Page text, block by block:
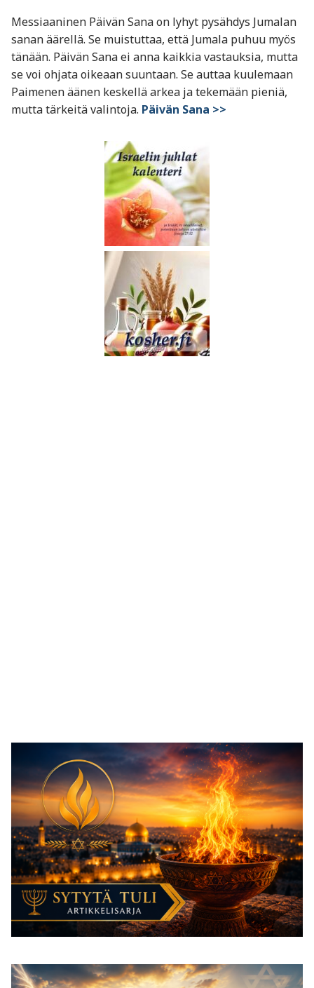
Messiaaninen Päivän Sana on lyhyt pysähdys Jumalan
sanan äärellä. Se muistuttaa, että Jumala puhuu myös
tänään. Päivän Sana ei anna kaikkia vastauksia, mutta
se voi ohjata oikeaan suuntaan. Se auttaa kuulemaan
Paimenen äänen keskellä arkea ja tekemään pieniä,
mutta tärkeitä valintoja. Päivän Sana >>